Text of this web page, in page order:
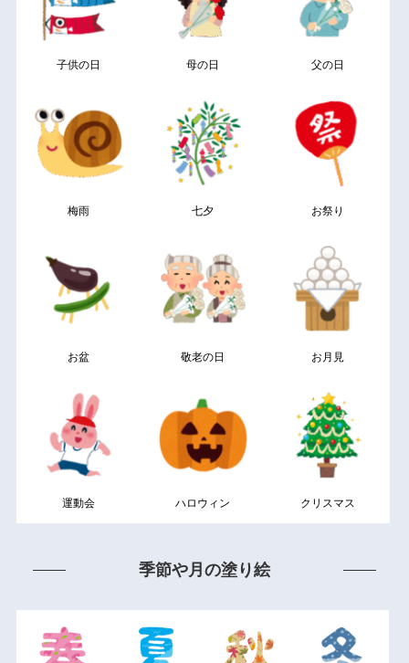
子供の日 母の日 父の日
梅雨 七夕 お祭り
お盆 敬老の日 お月見
運動会 ハロウィン クリスマス
季節や月の塗り絵